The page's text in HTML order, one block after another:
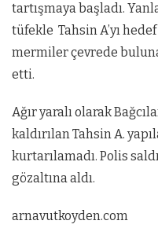
tartışmaya başladı.
tüfekle Tahsin A’yı
mermiler çevrede
etti.
Ağır yaralı olarak
kaldırılan Tahsin A.
kurtarılamadı. Polis
gözaltına aldı.
arnavutkoyden.com